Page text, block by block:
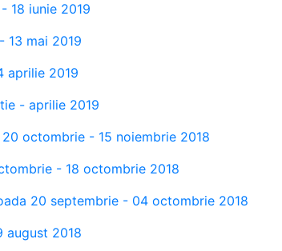
18 iunie 2019
13 mai 2019
aprilie 2019
- aprilie 2019
octombrie - 15 noiembrie 2018
- 18 octombrie 2018
20 septembrie - 04 octombrie 2018
august 2018